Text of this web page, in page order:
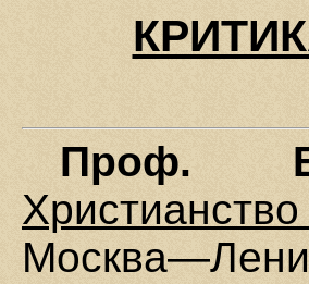
Проф.